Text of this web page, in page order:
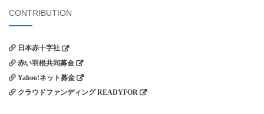
シ
ョ
ン
象:
CONTRIBUTION
日本赤十字社
赤い羽根共同募金
Yahoo!ネット募金
クラウドファンディング READYFOR